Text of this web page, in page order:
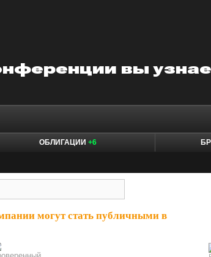
ОБЛИГАЦИИ +6
могут стать публичными в